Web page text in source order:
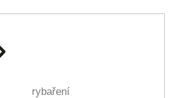
rybaření